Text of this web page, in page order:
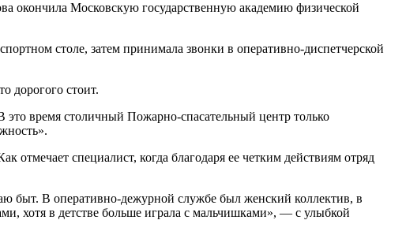
окончила Московскую государственную академию физической
столе, затем принимала звонки в оперативно-диспетчерской
дорогого стоит.
время столичный Пожарно-спасательный центр только
отмечает специалист, когда благодаря ее четким действиям отряд
быт. В оперативно-дежурной службе был женский коллектив, в
хотя в детстве больше играла с мальчишками», — с улыбкой